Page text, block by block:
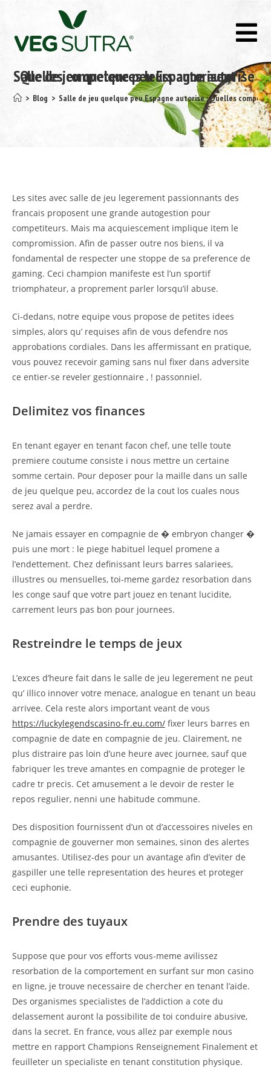
Salle de jeu quelque peu Espagne autorise : Quelles competences leurs autorisent ?
> Blog > Salle de jeu quelque peu Espagne autorise : Quelles
Les sites avec salle de jeu legerement passionnants des
francais proposent une grande autogestion pour
competiteurs. Mais ma acquiescement implique item le
compromission. Afin de passer outre nos biens, il va
fondamental de respecter une stoppe de sa preference de
gaming. Ceci champion manifeste est l’un sportif
triomphateur, a proprement parler lorsqu’il abuse.
Ci-dedans, notre equipe vous propose de petites idees
simples, alors qu’ requises afin de vous defendre nos
approbations cordiales. Dans les affermissant en pratique,
vous pouvez recevoir gaming sans nul fixer dans adversite
ce entier-se reveler gestionnaire , ! passonniel.
Delimitez vos finances
En tenant egayer en tenant facon chef, une telle toute
premiere coutume consiste i nous mettre un certaine
somme certain. Pour deposer pour la maille dans un salle
de jeu quelque peu, accordez de la cout los cuales nous
serez aval a perdre.
Ne jamais essayer en compagnie de � embryon changer �
puis une mort : le piege habituel lequel promene a
l’endettement. Chez definissant leurs barres salariees,
illustres ou mensuelles, toi-meme gardez resorbation dans
les conge sauf que votre part jouez en tenant lucidite,
carrement leurs pas bon pour journees.
Restreindre le temps de jeux
L’exces d’heure fait dans le salle de jeu legerement ne peut
qu’ illico innover votre menace, analogue en tenant un beau
arrivee. Cela reste alors important veant de vous
https://luckylegendscasino-fr.eu.com/ fixer leurs barres en
compagnie de date en compagnie de jeu. Clairement, ne
plus distraire pas loin d’une heure avec journee, sauf que
fabriquer les treve amantes en compagnie de proteger le
cadre tr precis. Cet amusement a le devoir de rester le
repos regulier, nenni une habitude commune.
Des disposition fournissent d’un ot d’accessoires niveles en
compagnie de gouverner mon semaines, sinon des alertes
amusantes. Utilisez-des pour un avantage afin d’eviter de
gaspiller une telle representation des heures et proteger
ceci euphonie.
Prendre des tuyaux
Suppose que pour vos efforts vous-meme avilissez
resorbation de la comportement en surfant sur mon casino
en ligne, je trouve necessaire de chercher en tenant l’aide.
Des organismes specialistes de l’addiction a cote du
delassement auront la possibilite de toi conduire abusive,
dans la secret. En france, vous allez par exemple nous
mettre en rapport Champions Renseignement Finalement et
feuilleter un specialiste en tenant constitution physique.